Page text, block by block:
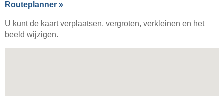
Routeplanner »
U kunt de kaart verplaatsen, vergroten, verkleinen en het
beeld wijzigen.